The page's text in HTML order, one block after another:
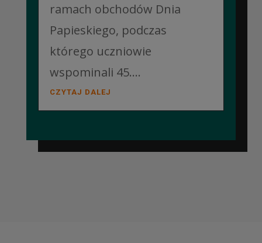
ramach obchodów Dnia
Papieskiego, podczas
którego uczniowie
wspominali 45....
CZYTAJ DALEJ